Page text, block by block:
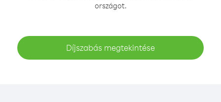
országot.
Díjszabás megtekintése